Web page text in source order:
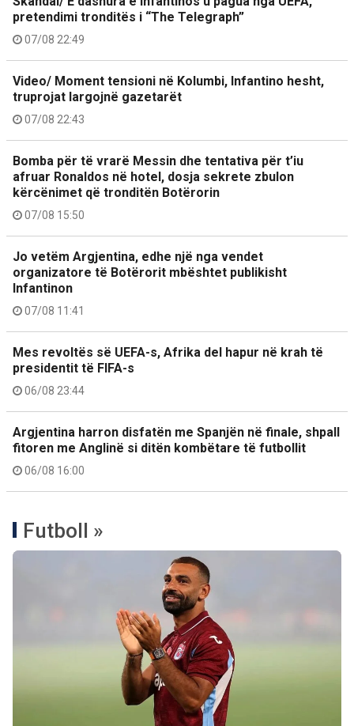
pretendimi tronditës i “The Telegraph”
07/08 22:49
Video/ Moment tensioni në Kolumbi, Infantino hesht,
truprojat largojnë gazetarët
07/08 22:43
Bomba për të vrarë Messin dhe tentativa për t’iu
afruar Ronaldos në hotel, dosja sekrete zbulon
kërcënimet që tronditën Botërorin
07/08 15:50
Jo vetëm Argjentina, edhe një nga vendet
organizatore të Botërorit mbështet publikisht
Infantinon
07/08 11:41
Mes revoltës së UEFA-s, Afrika del hapur në krah të
presidentit të FIFA-s
06/08 23:44
Argjentina harron disfatën me Spanjën në finale, shpall
fitoren me Anglinë si ditën kombëtare të futbollit
06/08 16:00
Futboll »